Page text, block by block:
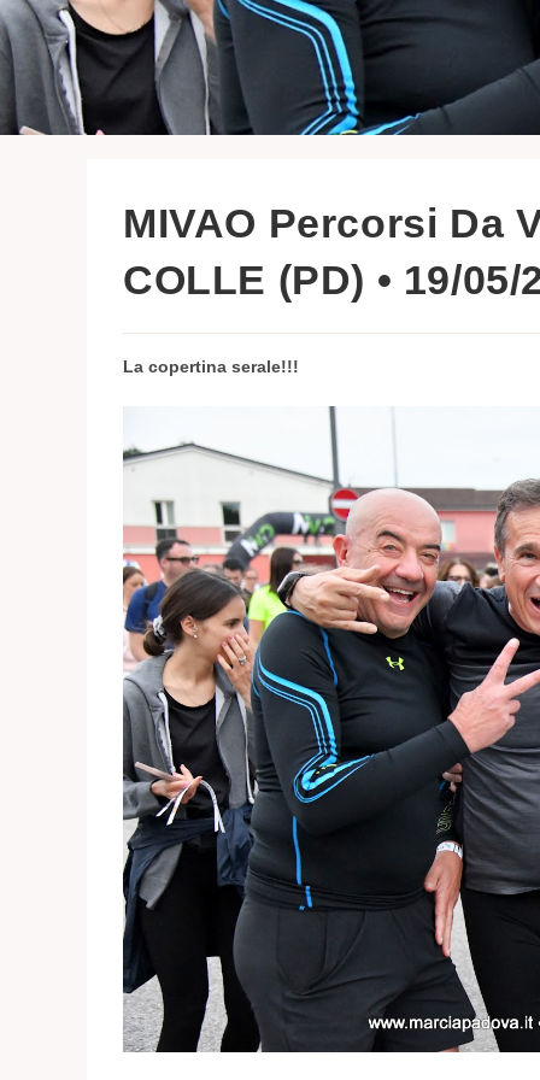
MIVAO Percorsi Da
COLLE (PD) • 19/05/
La copertina serale!!!